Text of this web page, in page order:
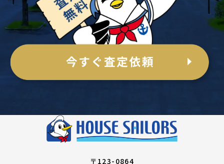
〒123-0864